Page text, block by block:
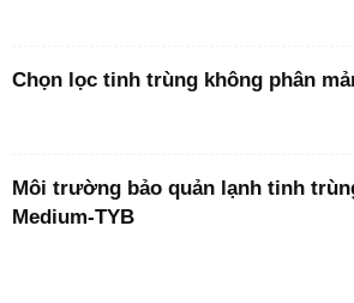
Chọn lọc tinh trùng không phân
Môi trường bảo quản lạnh tinh
Medium-TYB